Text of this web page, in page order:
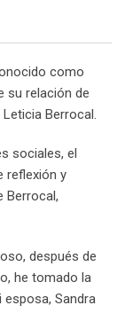
como
su relación de
Berrocal.
sociales, el
reflexión y
Berrocal,
después de
he tomado la
Sandra